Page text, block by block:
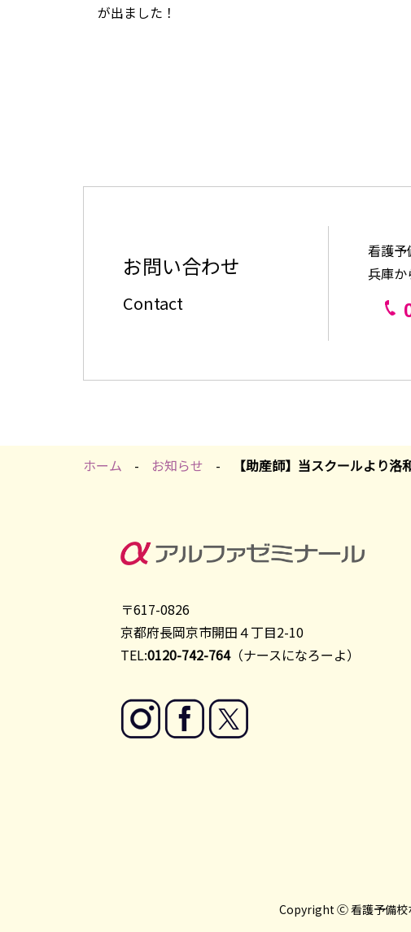
が出ました！
お問い合わせ
Contact
看護予
兵庫か
ホーム お知らせ 【助産師】当スクールより
〒617-0826
京都府長岡京市開田４丁目2-10
TEL:0120-742-764（ナースになろーよ）
Copyright Ⓒ 看護予備校